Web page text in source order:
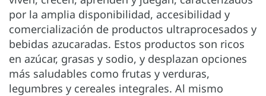
por la amplia disponibilidad, accesibilidad y
comercialización de productos ultraprocesados y
bebidas azucaradas. Estos productos son ricos
en azúcar, grasas y sodio, y desplazan opciones
más saludables como frutas y verduras,
legumbres y cereales integrales. Al mismo